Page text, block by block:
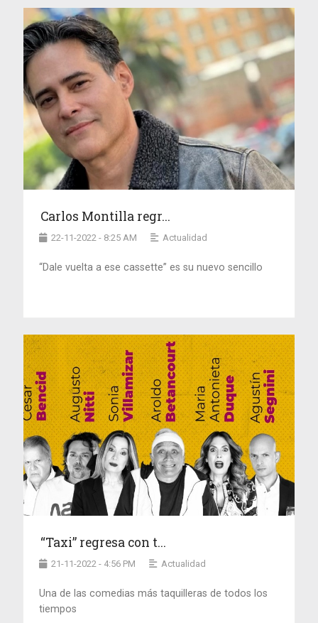
Carlos Montilla regr...
22-11-2022 - 8:25 AM Actualidad
“Dale vuelta a ese cassette” es su nuevo sencillo
“Taxi” regresa con t...
21-11-2022 - 4:56 PM Actualidad
Una de las comedias más taquilleras de todos los
tiempos